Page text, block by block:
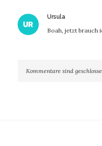
Ursula
Boah, jetzt brauch
Kommentare sind